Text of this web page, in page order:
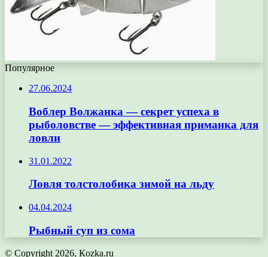
Популярное
27.06.2024
Воблер Волжанка — секрет успеха в
рыболовстве — эффективная приманка для
ловли
31.01.2022
Ловля толстолобика зимой на льду
04.04.2024
Рыбный суп из сома
© Copyright 2026, Кozka.ru